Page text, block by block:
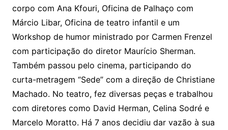
corpo com Ana Kfouri, Oficina de Palhaço com
Márcio Libar, Oficina de teatro infantil e um
Workshop de humor ministrado por Carmen Frenzel
com participação do diretor Maurício Sherman.
Também passou pelo cinema, participando do
curta-metragem “Sede” com a direção de Christiane
Machado. No teatro, fez diversas peças e trabalhou
com diretores como David Herman, Celina Sodré e
Marcelo Moratto. Há 7 anos decidiu dar vazão à sua